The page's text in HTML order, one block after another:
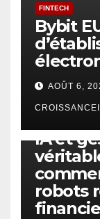
FINTECH
Bybit
AOÛT 6,
IA et
robots